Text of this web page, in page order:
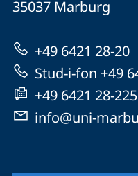
Informationen
zur
Website
Marburg
35037 Marburg
+49 6421 28-20
Stud-i-fon +49
+49 6421 28-
info@uni-